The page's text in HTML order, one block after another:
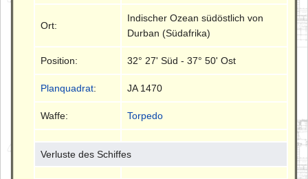
Ort:
Indischer Ozean südöstlich von
Durban (Südafrika)
Position: 32° 27' Süd - 37° 50' Ost
Planquadrat: JA 1470
Waffe: Torpedo
Verluste des Schiffes